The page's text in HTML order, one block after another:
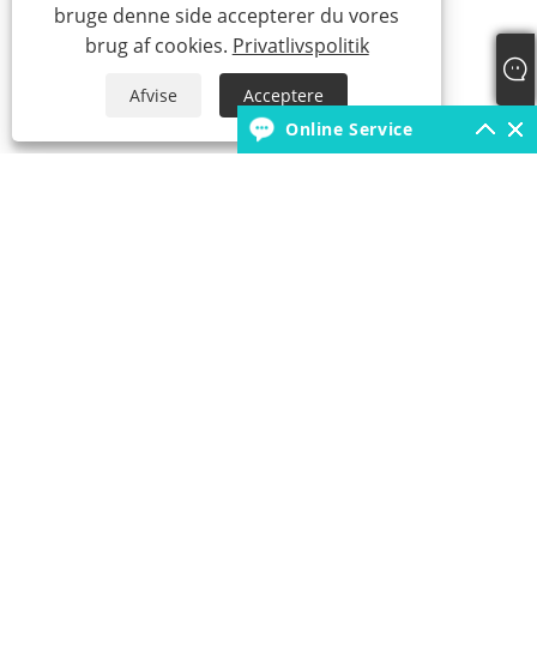
bruge denne side accepterer du vores
brug af cookies. Privatlivspolitik
Afvise
Acceptere
Online Service